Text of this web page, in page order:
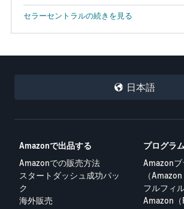
セラーセントラルの続きを見る
日本語
Amazonで出品する
Amazonでの販売方法
スタートダッシュ成功パッ
ク
海外販売
プログラム
Amazon
（
フルフィ
Amazon（